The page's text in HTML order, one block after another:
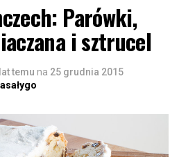
Parówki,
i sztrucel
temu na 25 grudnia 2015